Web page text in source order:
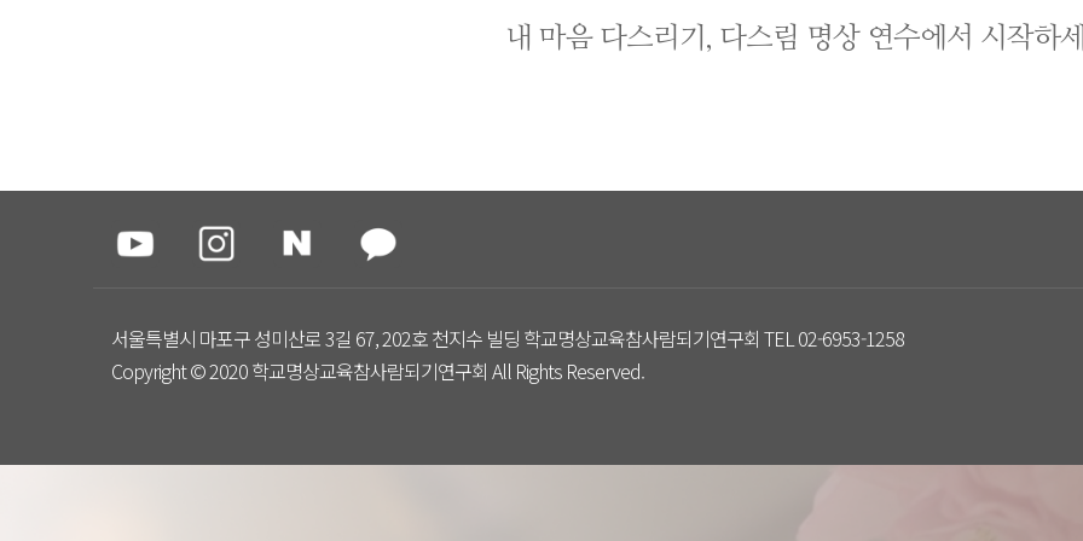
내 마음 다스리기, 다스림 명상 연수에서 시작하
서울특별시 마포구 성미산로 3길 67, 202호 천지수 빌딩 학교명상교육참사람되기연구회 TEL 02-6953-1258
Copyright © 2020 학교명상교육참사람되기연구회 All Rights Reserved.